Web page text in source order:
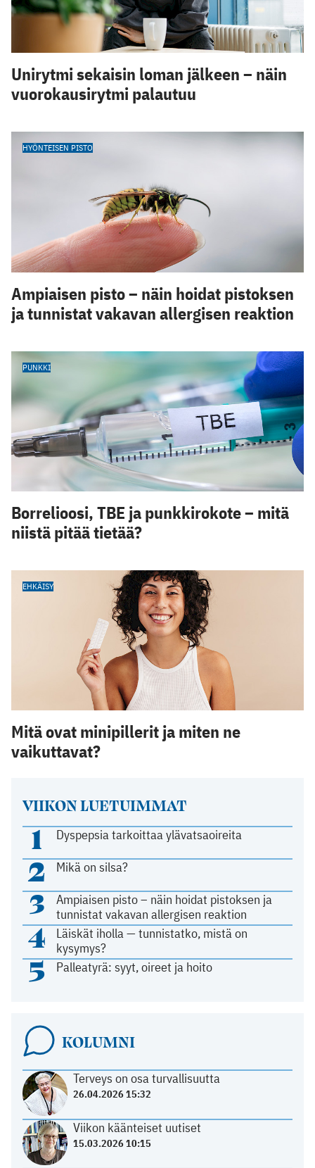
VIIKON LUETUIMMAT
1 Dyspepsia tarkoittaa ylävatsaoireita
2 Mikä on silsa?
3
Ampiaisen pisto – näin hoidat pistoksen ja
tunnistat vakavan allergisen reaktion
4
Läiskät iholla — tunnistatko, mistä on
kysymys?
5 Palleatyrä: syyt, oireet ja hoito
KOLUMNI
Terveys on osa turvallisuutta
26.04.2026 15:32
Viikon käänteiset uutiset
15.03.2026 10:15
Unirytmi sekaisin loman jälkeen – näin
vuorokausirytmi palautuu
HYÖNTEISEN PISTO
Ampiaisen pisto – näin hoidat pistoksen
ja tunnistat vakavan allergisen reaktion
PUNKKI
Borrelioosi, TBE ja punkkirokote – mitä
niistä pitää tietää?
EHKÄISY
Mitä ovat minipillerit ja miten ne
vaikuttavat?